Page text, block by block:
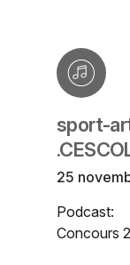
sport-
25
Podcast:
Concours